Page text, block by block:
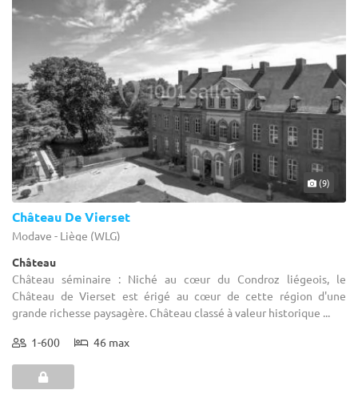
(9)
Château De Vierset
Modave - Liège (WLG)
Château
Château séminaire : Niché au cœur du Condroz liégeois, le
Château de Vierset est érigé au cœur de cette région d'une
grande richesse paysagère. Château classé à valeur historique ...
1-600 46 max